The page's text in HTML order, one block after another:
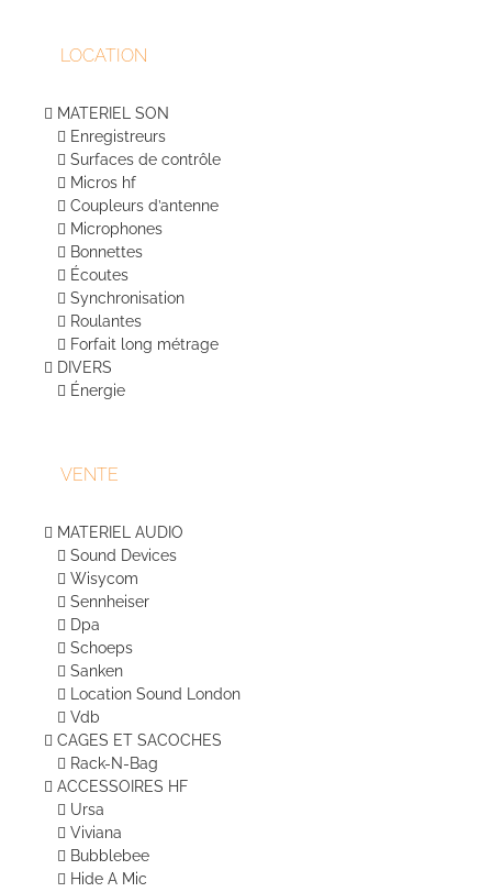
LOCATION
MATERIEL SON
Enregistreurs
Surfaces de contrôle
Micros hf
Coupleurs d’antenne
Microphones
Bonnettes
Écoutes
Synchronisation
Roulantes
Forfait long métrage
DIVERS
Énergie
VENTE
MATERIEL AUDIO
Sound Devices
Wisycom
Sennheiser
Dpa
Schoeps
Sanken
Location Sound London
Vdb
CAGES ET SACOCHES
Rack-N-Bag
ACCESSOIRES HF
Ursa
Viviana
Bubblebee
Hide A Mic